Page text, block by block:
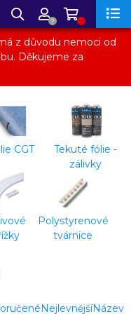
?
z důvodu nemoci od
Děkujeme za
CGT
Tekuté fólie -
zálivky
Polystyrenové
tvárnice
NejlevnějšíNázev